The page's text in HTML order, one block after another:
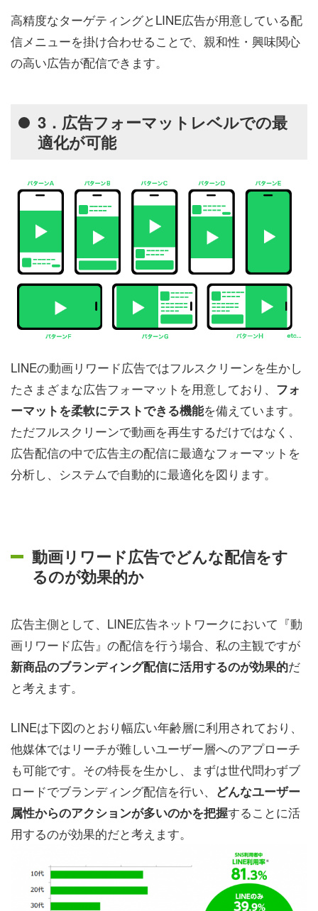
高精度なターゲティングとLINE広告が用意している配
信メニューを掛け合わせることで、親和性・興味関心
の高い広告が配信できます。
3．広告フォーマットレベルでの最
適化が可能
LINEの動画リワード広告ではフルスクリーンを生かし
たさまざまな広告フォーマットを用意しており、 フォ
ーマットを柔軟にテストできる機能を備えています。
ただフルスクリーンで動画を再生するだけではなく、
広告配信の中で広告主の配信に最適なフォーマットを
分析し、システムで自動的に最適化を図ります。
動画リワード広告でどんな配信をす
るのが効果的か
広告主側として、LINE広告ネットワークにおいて『動
画リワード広告』の配信を行う場合、私の主観ですが
新商品のブランディング配信に活用するのが効果的だ
と考えます。
LINEは下図のとおり幅広い年齢層に利用されており、
他媒体ではリーチが難しいユーザー層へのアプローチ
も可能です。その特長を生かし、まずは世代問わずブ
ロードでブランディング配信を行い、
どんなユーザー
属性からのアクションが多いのかを把握することに活
用するのが効果的だと考えます。